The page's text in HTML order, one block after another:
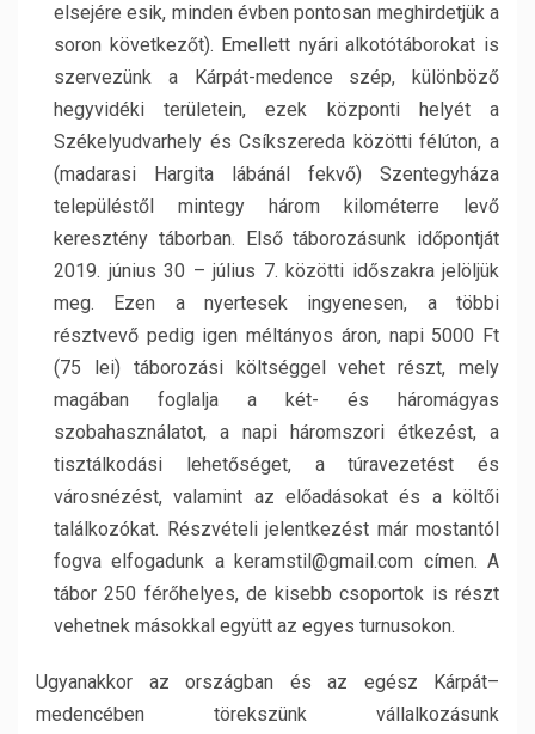
elsejére esik, minden évben pontosan meghirdetjük a
soron következőt). Emellett nyári alkotótáborokat is
szervezünk a Kárpát-medence szép, különböző
hegyvidéki területein, ezek központi helyét a
Székelyudvarhely és Csíkszereda közötti félúton, a
(madarasi Hargita lábánál fekvő) Szentegyháza
településtől mintegy három kilométerre levő
keresztény táborban. Első táborozásunk időpontját
2019. június 30 – július 7. közötti időszakra jelöljük
meg. Ezen a nyertesek ingyenesen, a többi
résztvevő pedig igen méltányos áron, napi 5000 Ft
(75 lei) táborozási költséggel vehet részt, mely
magában foglalja a két- és háromágyas
szobahasználatot, a napi háromszori étkezést, a
tisztálkodási lehetőséget, a túravezetést és
városnézést, valamint az előadásokat és a költői
találkozókat. Részvételi jelentkezést már mostantól
fogva elfogadunk a keramstil@gmail.com címen. A
tábor 250 férőhelyes, de kisebb csoportok is részt
vehetnek másokkal együtt az egyes turnusokon.
Ugyanakkor az országban és az egész Kárpát–
medencében törekszünk vállalkozásunk